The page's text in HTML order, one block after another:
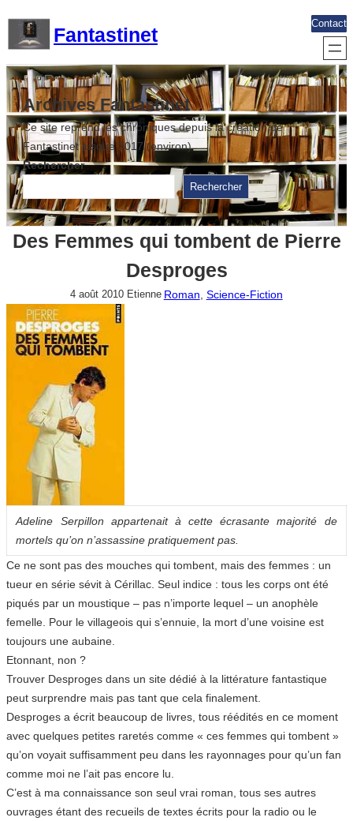
contenu
Fantastinet
Contact
Archives Fantastinet
Ce site reprend les chroniques depuis la création de
Fantastinet jusque 2017 (environ)
Rechercher
Rechercher
Des Femmes qui tombent de Pierre
Desproges
4 août 2010 Etienne Roman Science-Fiction
Adeline Serpillon appartenait à cette écrasante majorité de
mortels qu’on n’assassine pratiquement pas.
Ce ne sont pas des mouches qui tombent, mais des femmes : un
tueur en série sévit à Cérillac. Seul indice : tous les corps ont été
piqués par un moustique – pas n’importe lequel – un anophèle
femelle. Pour le villageois qui s’ennuie, la mort d’une voisine est
toujours une aubaine.
Etonnant, non ?
Trouver Desproges dans un site dédié à la littérature fantastique
peut surprendre mais pas tant que cela finalement.
Desproges a écrit beaucoup de livres, tous réédités en ce moment
avec quelques petites raretés comme « ces femmes qui tombent »
qu’on voyait suffisamment peu dans les rayonnages pour qu’un fan
comme moi ne l’ait pas encore lu.
C’est à ma connaissance son seul vrai roman, tous ses autres
ouvrages étant des recueils de textes écrits pour la radio ou le